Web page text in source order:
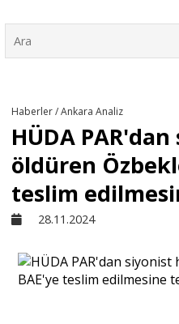
Sivil
Kültür
Haberler / Ankara Analiz
HÜDA
öldüren
teslim
28.11.2024